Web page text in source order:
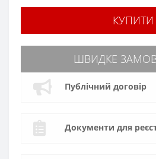
КУПИТИ
ШВИДКЕ
Публічний договір
Документи для